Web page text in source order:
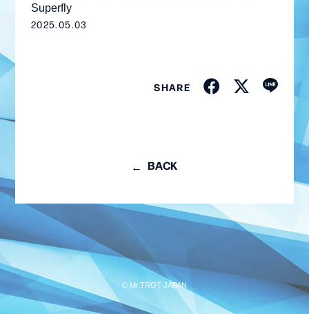
ログイン
MEMBER BLOG
Superfly
2025.05.03
SHARE
BACK
© Mr.TROT JAPAN